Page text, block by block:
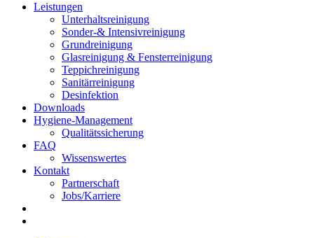
Leistungen
Unterhaltsreinigung
Sonder-& Intensivreinigung
Grundreinigung
Glasreinigung & Fensterreinigung
Teppichreinigung
Sanitärreinigung
Desinfektion
Downloads
Hygiene-Management
Qualitätssicherung
FAQ
Wissenswertes
Kontakt
Partnerschaft
Jobs/Karriere